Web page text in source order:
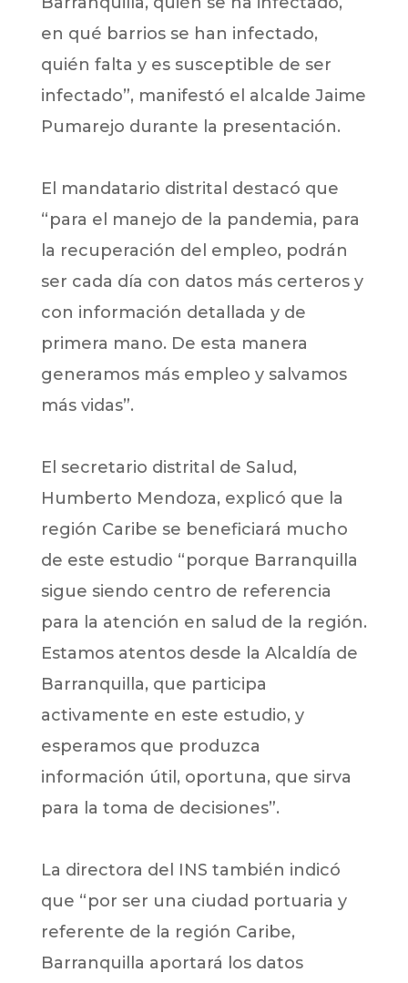
en qué barrios se han infectado,
quién falta y es susceptible de ser
infectado”, manifestó el alcalde Jaime
Pumarejo durante la presentación.
El mandatario distrital destacó que
“para el manejo de la pandemia, para
la recuperación del empleo, podrán
ser cada día con datos más certeros y
con información detallada y de
primera mano. De esta manera
generamos más empleo y salvamos
más vidas”.
El secretario distrital de Salud,
Humberto Mendoza, explicó que la
región Caribe se beneficiará mucho
de este estudio “porque Barranquilla
sigue siendo centro de referencia
para la atención en salud de la región.
Estamos atentos desde la Alcaldía de
Barranquilla, que participa
activamente en este estudio, y
esperamos que produzca
información útil, oportuna, que sirva
para la toma de decisiones”.
La directora del INS también indicó
que “por ser una ciudad portuaria y
referente de la región Caribe,
Barranquilla aportará los datos